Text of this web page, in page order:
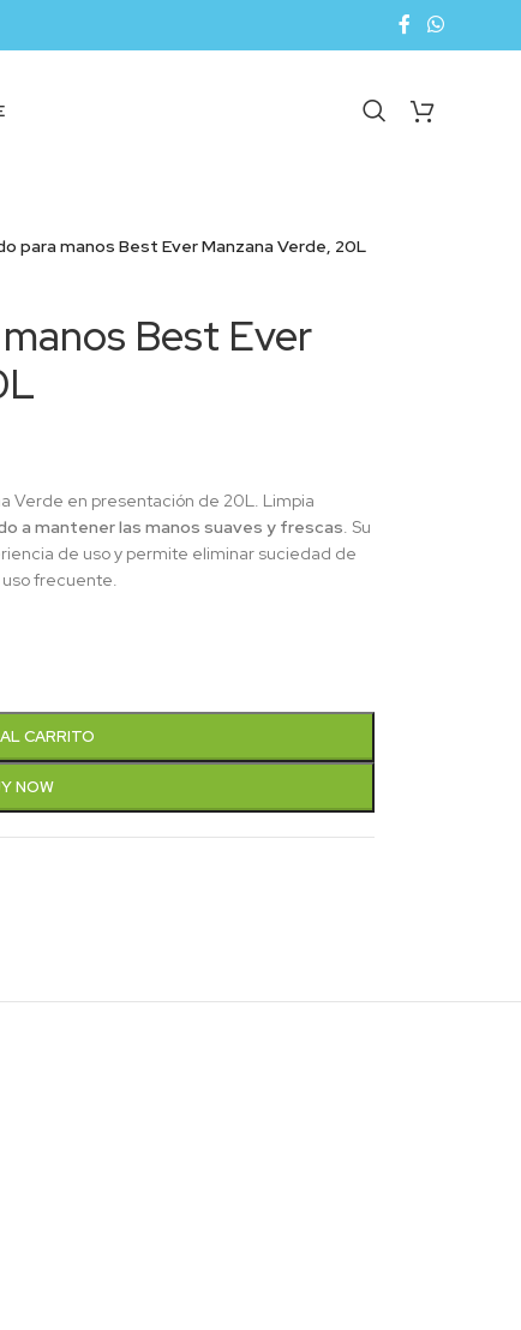
para manos Best Ever Manzana Verde, 20L
Best Ever
Verde en presentación de 20L. Limpia
a mantener las manos suaves y frescas. Su
de uso y permite eliminar suciedad de
uso frecuente.
CARRITO
NOW